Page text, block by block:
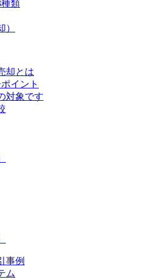
類
却とは
イント
対象です